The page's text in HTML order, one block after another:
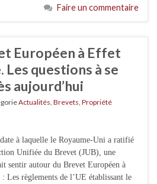
Faire un commentaire
Européen à Effet
Les questions à se
aujourd’hui
Actualités Brevets Propriété
à laquelle le Royaume-Uni a ratifié
Unifiée du Brevet (JUB), une
sentir autour du Brevet Européen à
règlements de l’UE établissant le